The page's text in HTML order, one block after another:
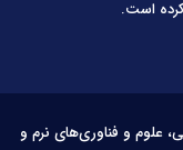
علوم و فناوری‌های نرم و